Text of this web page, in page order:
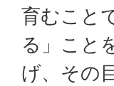
育むこと
る」こと
げ、その